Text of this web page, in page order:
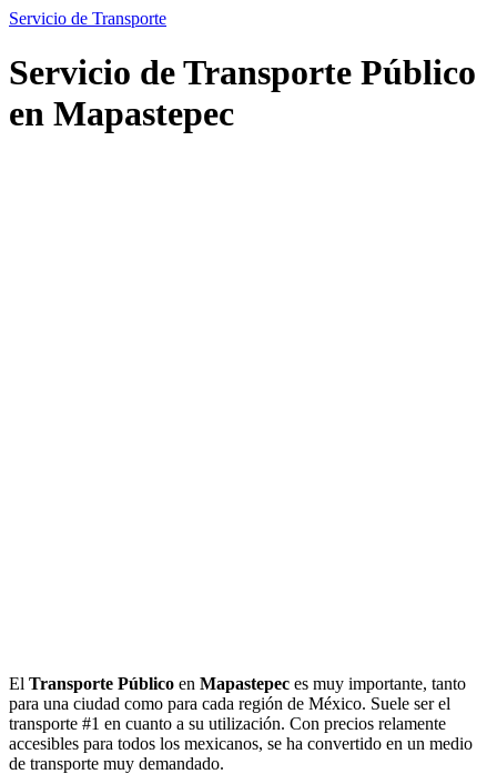
Servicio de Transporte
Servicio de Transporte Público
en Mapastepec
El Transporte Público en Mapastepec es muy importante, tanto
para una ciudad como para cada región de México. Suele ser el
transporte #1 en cuanto a su utilización. Con precios relamente
accesibles para todos los mexicanos, se ha convertido en un medio
de transporte muy demandado.